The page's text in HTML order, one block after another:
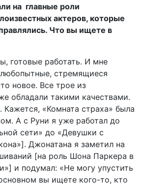
на главные роли
актеров, которые
Что вы ищете в
готовые работать. И мне
стремящиеся
новое. Все трое из
обладали такими качествами.
«Комната страха» была
А с Руни я уже работал до
сети» до «Девушки с
Джонатана я заметил на
[на роль Шона Паркера в
и подумал: «Не могу упустить
вы ищете кого-то, кто